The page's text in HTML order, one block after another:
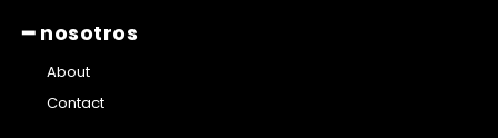
━ nosotros
About
Contact